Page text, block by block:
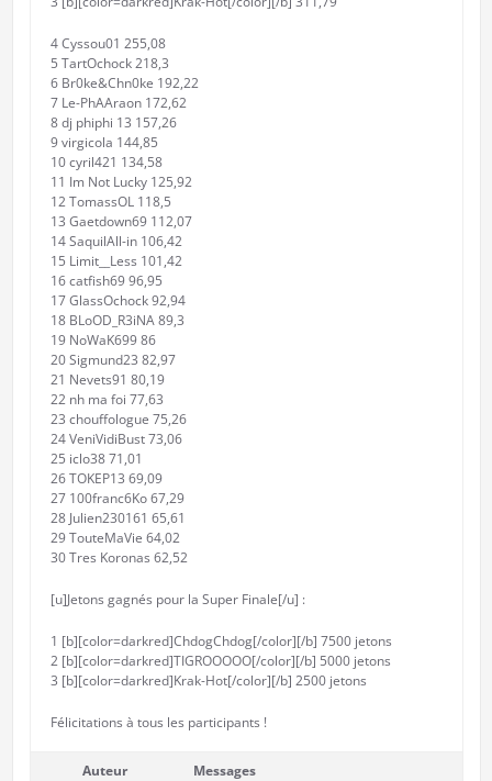
4 Cyssou01 255,08
5 TartOchock 218,3
6 Br0ke&Chn0ke 192,22
7 Le-PhAAraon 172,62
8 dj phiphi 13 157,26
9 virgicola 144,85
10 cyril421 134,58
11 Im Not Lucky 125,92
12 TomassOL 118,5
13 Gaetdown69 112,07
14 SaquilAll-in 106,42
15 Limit__Less 101,42
16 catfish69 96,95
17 GlassOchock 92,94
18 BLoOD_R3iNA 89,3
19 NoWaK699 86
20 Sigmund23 82,97
21 Nevets91 80,19
22 nh ma foi 77,63
23 chouffologue 75,26
24 VeniVidiBust 73,06
25 iclo38 71,01
26 TOKEP13 69,09
27 100franc6Ko 67,29
28 Julien230161 65,61
29 TouteMaVie 64,02
30 Tres Koronas 62,52
[u]Jetons gagnés pour la Super Finale[/u] :
1 [b][color=darkred]ChdogChdog[/color][/b] 7500 jetons
2 [b][color=darkred]TIGROOOOO[/color][/b] 5000 jetons
3 [b][color=darkred]Krak-Hot[/color][/b] 2500 jetons
Félicitations à tous les participants !
Auteur Messages